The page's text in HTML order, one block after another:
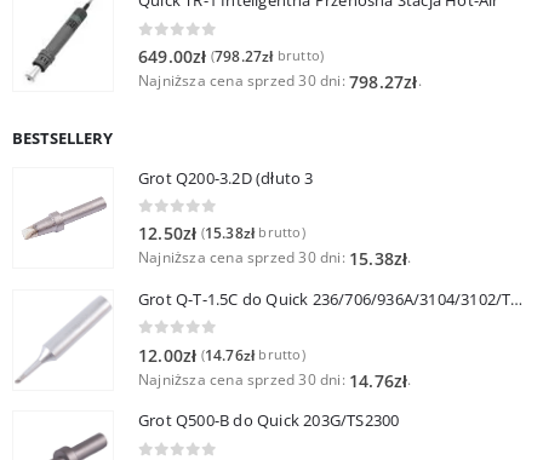
649.00zł (798.27złbrutto)
Najniższa cena sprzed 30 dni: 798.27zł.
BESTSELLERY
Grot Q200-3.2D (dłuto 3
0out of 5
12.50zł (15.38złbrutto)
Najniższa cena sprzed 30 dni: 15.38zł.
Grot Q-T-1.5C do Quick 236/706/936A/3104/3102/TS1100
12.00zł (14.76złbrutto)
Najniższa cena sprzed 30 dni: 14.76zł.
Grot Q500-B do Quick 203G/TS2300